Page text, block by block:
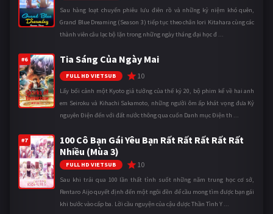
Sau hàng loạt chuyến phiêu lưu điên rồ và những kỷ niệm khó quên,
Grand Blue Dreaming (Season 3) tiếp tục theo chân Iori Kitahara cùng các
thành viên câu lạc bộ lặn trong những ngày tháng đại học đ ...
#6 Tia Sáng Của Ngày Mai
FULL HD VIETSUB 10
Lấy bối cảnh một Kyoto giả tưởng của thế kỷ 20, bộ phim kể về hai anh
em Seiroku và Kihachi Sakamoto, những người ôm ấp khát vọng đưa Kỷ
nguyên Điện đến với đất nước thông qua cuốn Danh mục Điện th ...
#7
100 Cô Bạn Gái Yêu Bạn Rất Rất Rất Rất Rất
Nhiều (Mùa 3)
FULL HD VIETSUB 10
Sau khi trải qua 100 lần thất tình suốt những năm trung học cơ sở,
Rentaro Aijo quyết định đến một ngôi đền để cầu mong tìm được bạn gái
khi bước vào cấp ba. Lời cầu nguyện của cậu được Thần Tình Y ...